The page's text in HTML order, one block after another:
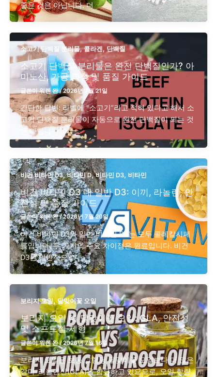
좋은 것은 아닙니다. 더
소고기 단백질 분리물,콜라겐, 단백질
소고기 단백질 분리물은 완전 단백질인가? 아
미노산, 가공 과정 및 품질 가이드
글쓴이워렌 완/2026년 7월 21일
간단한 답변: 라벨에 “소고기”라고 적혀 있다고 해서 소
고기 단백질 분리물이 자동으로 완전 단백질이 되는 것
은 아닙니다. 이는
비건 비타민 D3,비타민 D,비타민 D3, 비타민
비건 비타민 D3 대 일반 D3: 이끼, 라놀린, 안
전성 및 품질 가이드
글쓴이워렌 완/2026년 7월 20일
비건 비타민 D3와 일반 비타민 D3는 모두 콜레칼시페
롤입니다. 두 가지의 주요 차이점은 원료입니다. 비건
D3는 일반적으로
보리지 오일, 달맞이꽃 오일
보리지 오일 대 달맞이꽃 오일: GLA, 안전성
및 소프트젤 제형
글쓴이워렌 완/2026년 7월 16일
보리지 오일은 보통 그램당 달맞이꽃 오일보다 더 많은
감마-리놀렌산(GLA)을 함유하고 있으므로, 오일 함량